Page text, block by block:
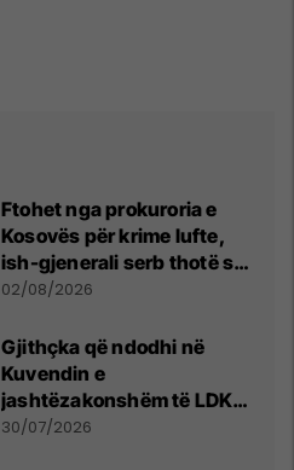
Ftohet nga prokuroria e
Kosovës për krime lufte,
ish-gjenerali serb thotë se
dikush e tradhtoi në
02/08/2026
Gjithçka që ndodhi në
Kuvendin e
jashtëzakonshëm të LDK-
së
30/07/2026